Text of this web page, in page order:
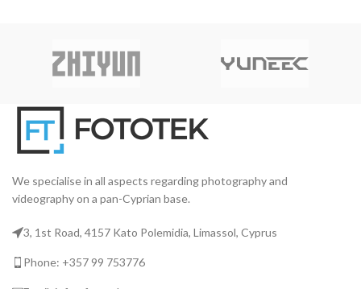
κατασκευασμένη από
We specialise in all aspects regarding photography and
videography on a pan-Cyprian base.
3, 1st Road, 4157 Kato Polemidia, Limassol, Cyprus
Phone: +357 99 753776